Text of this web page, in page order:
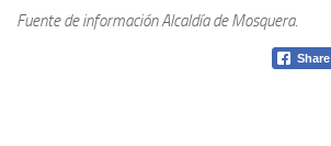
Fuente de información Alcaldía de Mosquera.
Share